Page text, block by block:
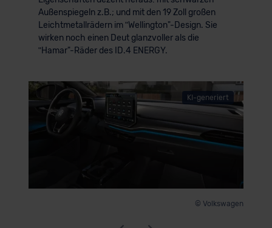
Außenspiegeln z.B.; und mit den 19 Zoll großen
Leichtmetallrädern im ʺWellington"-Design. Sie
wirken noch einen Deut glanzvoller als die
ʺHamar"-Räder des ID.4 ENERGY.
KI-generiert
© Volkswagen